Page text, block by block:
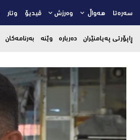
سەرەتا هەواڵ وەرزش ڤیدیۆ وتار
ڕاپۆرتی پەیامنێران دەربارە وێنە بەرنامەکان